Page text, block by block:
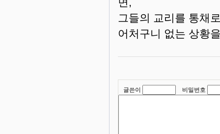
그들의 교리를 통채
어처구니 없는 상황
글쓴이 비밀번호